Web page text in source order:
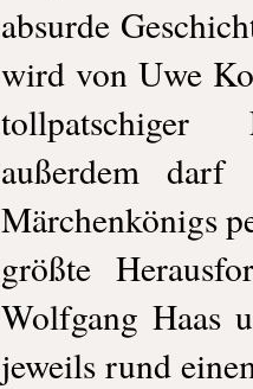
absurde
wird von Uwe
tollpatschiger
außerdem
Märchenkönigs
größte
Wolfgang Haas
jeweils rund